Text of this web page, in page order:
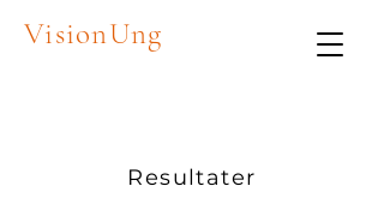
VisionUng
Resultater